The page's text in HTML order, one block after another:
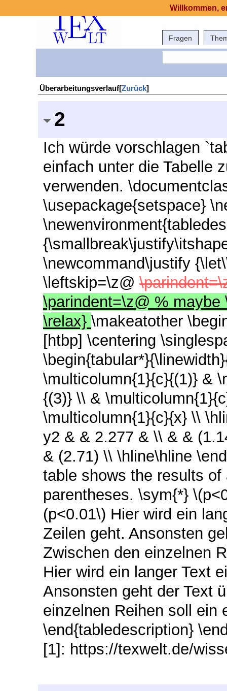
Fragen
Überarbeitungsverlauf[Zurück]
2
Ich würde vorschlagen
einfach unter die Tabelle
verwenden.
\usepackage{setspace}
\newcommand\justify
\leftskip=\z@
\parindent=\z@ %
\relax} \makeatother
[htbp] \centering
\multicolumn{1}{c}{(1)} &
{(3)} \\ &
\multicolumn{1}{c}{x} \\
y2 & & 2.277 & \\ & &
& (2.71) \\ \hline\hline
table shows the results
parentheses. \sym{*}
(p<0.01\) Hier wird ein
Zeilen geht. Ansonsten
Zwischen den einzelnen
Hier wird ein langer Text
Ansonsten geht der Text
einzelnen Reihen soll ein
\end{tabledescription}
[1]: https://texwelt.de/
Willkommen,